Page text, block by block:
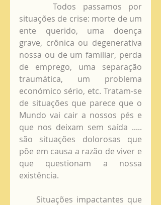
     Todos passamos por
situações de crise: morte de um
ente querido, uma doença
grave, crônica ou degenerativa
nossa ou de um familiar, perda
de emprego, uma separação
traumática, um problema
económico sério, etc. Tratam-se
de situações que parece que o
Mundo vai cair a nossos pés e
que nos deixam sem saída .....
são situações dolorosas que
põe em causa a razão de viver e
que questionam a nossa
existência.